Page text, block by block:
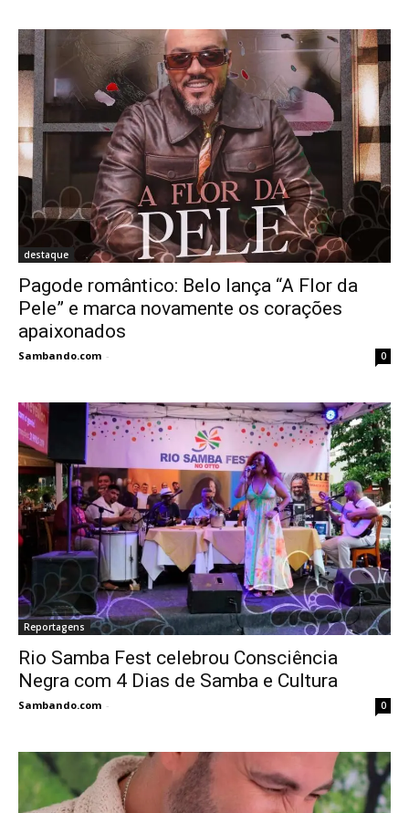
destaque
Pagode romântico: Belo lança “A Flor da
Pele” e marca novamente os corações
apaixonados
Sambando.com - 0
Reportagens
Rio Samba Fest celebrou Consciência
Negra com 4 Dias de Samba e Cultura
Sambando.com - 0